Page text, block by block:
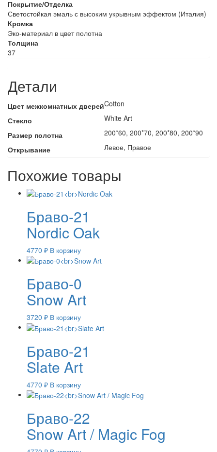
Покрытие/Отделка
Светостойкая эмаль с высоким укрывным эффектом (Италия)
Кромка
Эко-материал в цвет полотна
Толщина
37
Детали
Цвет межкомнатных дверейCotton
Стекло
White Art
Размер полотна
200*60, 200*70, 200*80, 200*90
Открывание
Левое, Правое
Похожие товары
Браво-21
Nordic Oak
4770 ₽ В корзину
Браво-0
Snow Art
3720 ₽ В корзину
Браво-21
Slate Art
4770 ₽ В корзину
Браво-22
Snow Art / Magic Fog